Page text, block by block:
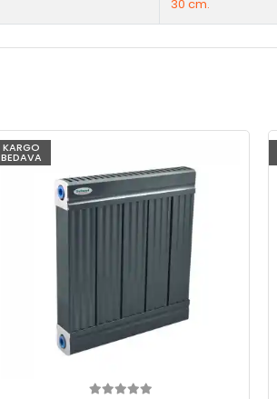
30 cm.
KARGO
BEDAVA